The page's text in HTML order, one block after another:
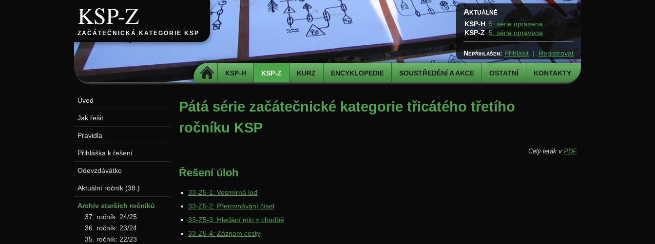
KSP-Z
ZAČÁTEČNICKÁ KATEGORIE KSP
DOMŮ KSP-H KSP-Z KURZ ENCYKLOPEDIE SOUSTŘEDĚNÍ A AKCE OSTATNÍ KONTAKTY
Aktuálně
KSP-H 5. série opravena
KSP-Z
5. série opravena
Nepřihlášen: Přihlásit | Registrovat
Pátá série začátečnické kategorie třicátého třetího
ročníku KSP
Celý leták v PDF.
Řešení úloh
33-Z5-1: Vesmírná loď
33-Z5-2: Přerovnávání čísel
33-Z5-3: Hledání min v chodbě
33-Z5-4: Záznam cesty
Úvod
Jak řešit
Pravidla
Přihláška k řešení
Odevzdávátko
Aktuální ročník (38.)
Archiv starších ročníků
37. ročník: 24/25
36. ročník: 23/24
35. ročník: 22/23